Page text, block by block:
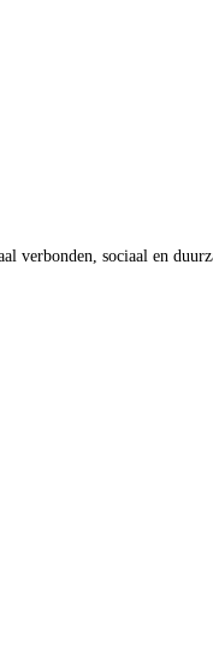
verbonden, sociaal en